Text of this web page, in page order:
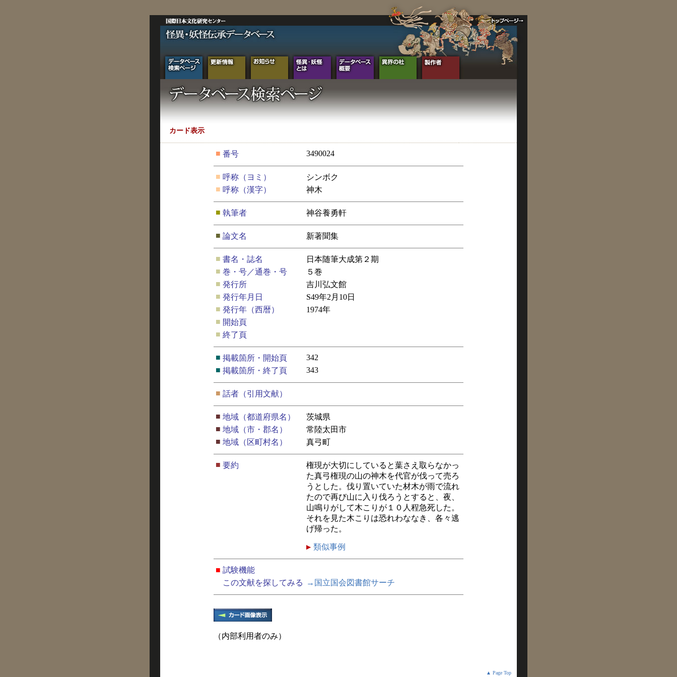
カード表示
■ 番号 3490024
■ 呼称（ヨミ）
シンボク
■ 呼称（漢字） 神木
■ 執筆者 神谷養勇軒
■ 論文名 新著聞集
■ 書名・誌名
日本随筆大成第２期
■ 巻・号／通巻・号
５巻
■ 発行所
吉川弘文館
■ 発行年月日
S49年2月10日
■ 発行年（西暦）
1974年
■ 開始頁
■ 終了頁
■ 掲載箇所・開始頁
342
■ 掲載箇所・終了頁 343
■ 話者（引用文献）
■ 地域（都道府県名）
茨城県
■ 地域（市・郡名）
常陸太田市
■ 地域（区町村名） 真弓町
■ 要約
権現が大切にしていると葉さえ取らなかっ
た真弓権現の山の神木を代官が伐って売ろ
うとした。伐り置いていた材木が雨で流れ
たので再び山に入り伐ろうとすると、夜、
山鳴りがして木こりが１０人程急死した。
それを見た木こりは恐れわななき、各々逃
げ帰った。
類似事例
■ 試験機能
この文献を探してみる
→国立国会図書館サーチ
（内部利用者のみ）
▲ Page Top